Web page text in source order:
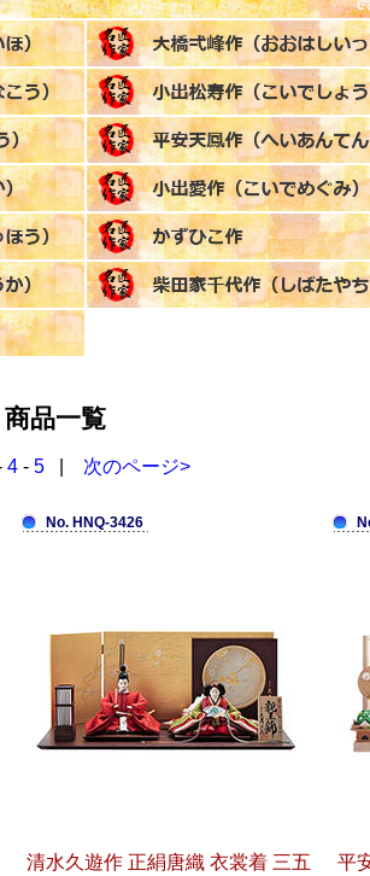
品一覧
4- 5| 次のページ>
No. HNQ-3426
清水久遊作 正絹唐織 衣裳着 三五
平